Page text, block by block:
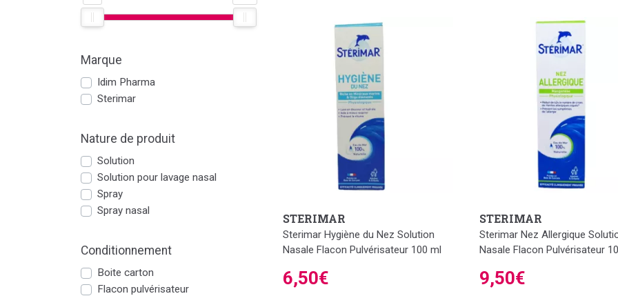
Marque
Idim Pharma
Sterimar
Nature de produit
Solution
Solution pour lavage nasal
Spray
Spray nasal
Conditionnement
Boite carton
Flacon pulvérisateur
STERIMAR
Sterimar Hygiène du Nez Solution
Nasale Flacon Pulvérisateur 100 ml
6,50€
STERIMAR
Sterimar Nez Allergique
Nasale Flacon Pulvérisateur
9,50€